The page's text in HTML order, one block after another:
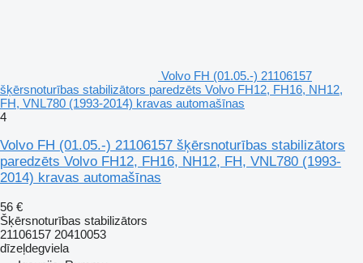
Volvo FH (01.05.-) 21106157
šķērsnoturības stabilizātors paredzēts Volvo FH12, FH16, NH12,
FH, VNL780 (1993-2014) kravas automašīnas
4
Volvo FH (01.05.-) 21106157 šķērsnoturības stabilizātors
paredzēts Volvo FH12, FH16, NH12, FH, VNL780 (1993-
2014) kravas automašīnas
56 €
Šķērsnoturības stabilizātors
21106157 20410053
dīzeļdegviela